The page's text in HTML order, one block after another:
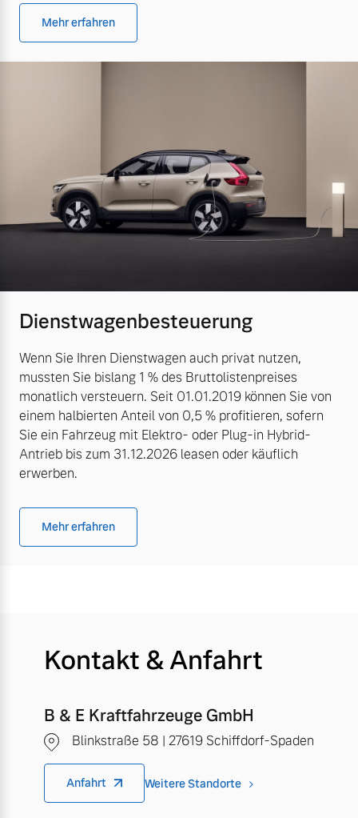
Mehr erfahren
Dienstwagenbesteuerung
Wenn Sie Ihren Dienstwagen auch privat nutzen,
mussten Sie bislang 1 % des Bruttolistenpreises
monatlich versteuern. Seit 01.01.2019 können Sie von
einem halbierten Anteil von 0,5 % profitieren, sofern
Sie ein Fahrzeug mit Elektro- oder Plug-in Hybrid-
Antrieb bis zum 31.12.2026 leasen oder käuflich
erwerben.
Mehr erfahren
Kontakt & Anfahrt
B & E Kraftfahrzeuge GmbH
Blinkstraße 58 | 27619 Schiffdorf-Spaden
Anfahrt Weitere Standorte